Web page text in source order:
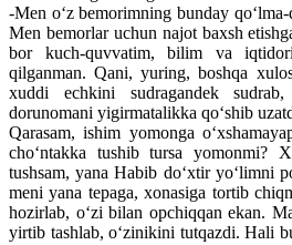
-Men o‘z bemorimning bunday
Men bemorlar uchun najot baxsh
bor kuch-quvvatim, bilim va
qilganman. Qani, yuring, boshqa
xuddi echkini sudragandek
dorunomani yigirmatalikka qo‘shib
Qarasam, ishim yomonga
cho‘ntakka tushib tursa yomonmi?
tushsam, yana Habib do‘xtir yo‘limni
meni yana tepaga, xonasiga tortib
hozirlab, o‘zi bilan opchiqqan ekan.
yirtib tashlab, o‘zinikini tutqazdi. Hali